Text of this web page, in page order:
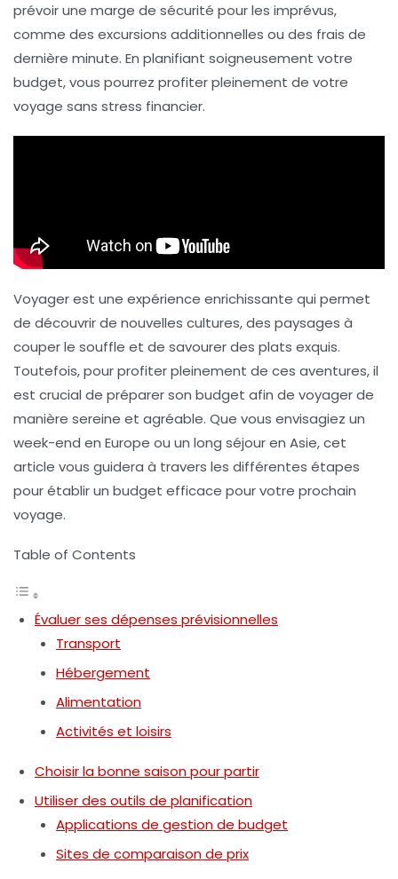
prévoir une marge de sécurité pour les imprévus,
comme des excursions additionnelles ou des frais de
dernière minute. En planifiant soigneusement votre
budget, vous pourrez profiter pleinement de votre
voyage sans stress financier.
Voyager est une expérience enrichissante qui permet
de découvrir de nouvelles cultures, des paysages à
couper le souffle et de savourer des plats exquis.
Toutefois, pour profiter pleinement de ces aventures, il
est crucial de préparer son budget afin de voyager de
manière sereine et agréable. Que vous envisagiez un
week-end en Europe ou un long séjour en Asie, cet
article vous guidera à travers les différentes étapes
pour établir un budget efficace pour votre prochain
voyage.
Table of Contents
Évaluer ses dépenses prévisionnelles
Transport
Hébergement
Alimentation
Activités et loisirs
Choisir la bonne saison pour partir
Utiliser des outils de planification
Applications de gestion de budget
Sites de comparaison de prix